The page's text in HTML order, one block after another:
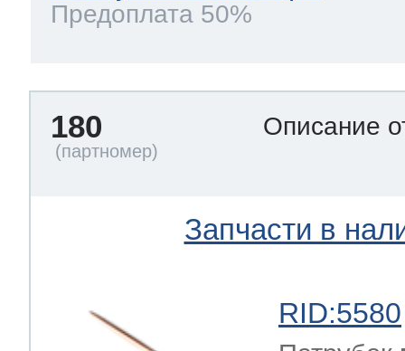
Предоплата 50%
180 Описание
Запчасти в
RID:5580